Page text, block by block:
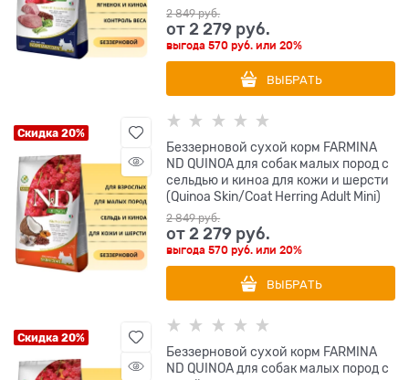
2 849 руб.
от2 279 руб.
выгода570 руб. или20%
ВЫБРАТЬ
Скидка 20%
Беззерновой cухой корм FARMINA
ND QUINOA для собак малых пород с
сельдью и киноа для кожи и шерсти
(Quinoa Skin/Coat Herring Adult Mini)
2 849 руб.
от2 279 руб.
выгода570 руб. или20%
ВЫБРАТЬ
Скидка 20%
Беззерновой cухой корм FARMINA
ND QUINOA для собак малых пород с